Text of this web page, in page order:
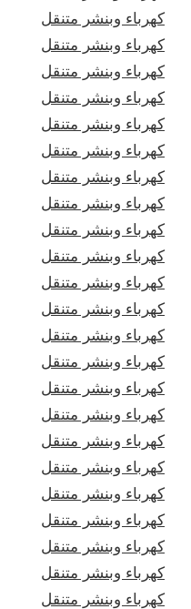
كهرباء وبنشر متنقل
كهرباء وبنشر متنقل
كهرباء وبنشر متنقل
كهرباء وبنشر متنقل
كهرباء وبنشر متنقل
كهرباء وبنشر متنقل
كهرباء وبنشر متنقل
كهرباء وبنشر متنقل
كهرباء وبنشر متنقل
كهرباء وبنشر متنقل
كهرباء وبنشر متنقل
كهرباء وبنشر متنقل
كهرباء وبنشر متنقل
كهرباء وبنشر متنقل
كهرباء وبنشر متنقل
كهرباء وبنشر متنقل
كهرباء وبنشر متنقل
كهرباء وبنشر متنقل
كهرباء وبنشر متنقل
كهرباء وبنشر متنقل
كهرباء وبنشر متنقل
كهرباء وبنشر متنقل
كهرباء وبنشر متنقل